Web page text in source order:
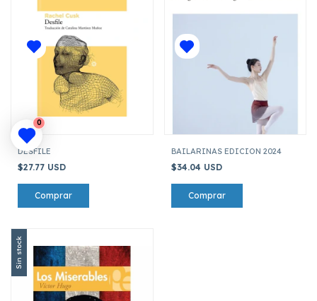
DESFILE
$27.77 USD
BAILARINAS EDICION 2024
$34.04 USD
Sin stock
0